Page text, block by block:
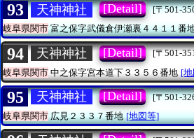
93 天神神社 [Detail]
[〒501-
岐阜県関市富之保字武儀倉伊瀬裏４４１１番
94 天神神社 [Detail]
[〒501-
岐阜県関市 中之保字宮本道下３３５６番地 [
95 天神神社 [Detail]
[〒501-
岐阜県関市広見２３３７番地 [地図等]